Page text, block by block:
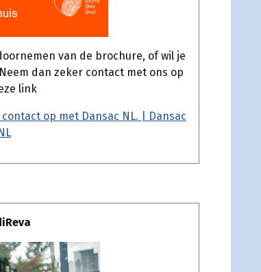
van de brochure, of wil je
dan zeker contact met ons op
link
op met Dansac NL. | Dansac